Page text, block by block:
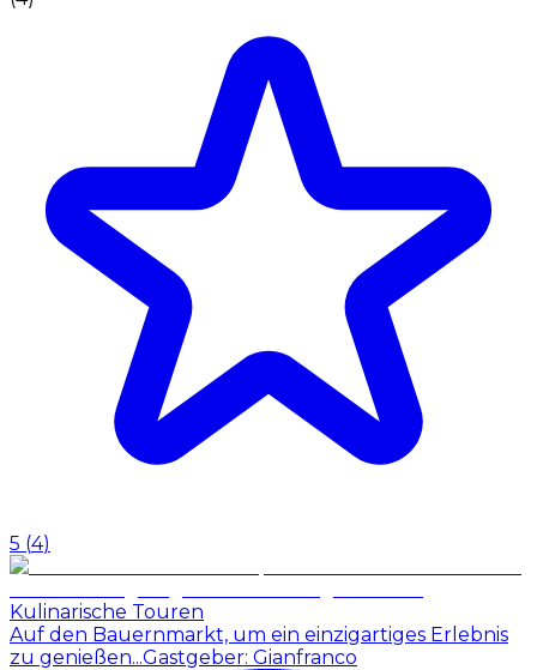
5 (4)
Kulinarische Touren
Auf den Bauernmarkt, um ein einzigartiges Erlebnis
zu genießen...Gastgeber: Gianfranco